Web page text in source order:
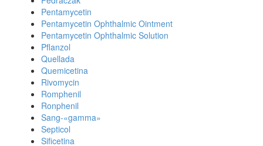
Pentamycetin
Pentamycetin Ophthalmic Ointment
Pentamycetin Ophthalmic Solution
Pflanzol
Quellada
Quemicetina
Rivomycin
Romphenil
Ronphenil
Sang-«gamma»
Septicol
Sificetina